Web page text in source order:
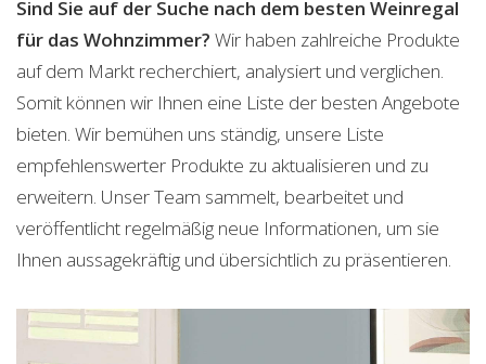
Sind Sie auf der Suche nach dem besten Weinregal
für das Wohnzimmer? Wir haben zahlreiche Produkte
auf dem Markt recherchiert, analysiert und verglichen.
Somit können wir Ihnen eine Liste der besten Angebote
bieten. Wir bemühen uns ständig, unsere Liste
empfehlenswerter Produkte zu aktualisieren und zu
erweitern. Unser Team sammelt, bearbeitet und
veröffentlicht regelmäßig neue Informationen, um sie
Ihnen aussagekräftig und übersichtlich zu präsentieren.